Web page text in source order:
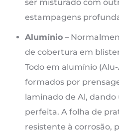
ser misturado com
estampagens
Alumínio –
de cobertura em
Todo em alumínio
formados por
laminado de Al,
perfeita. A folha de
resistente à corrosão,